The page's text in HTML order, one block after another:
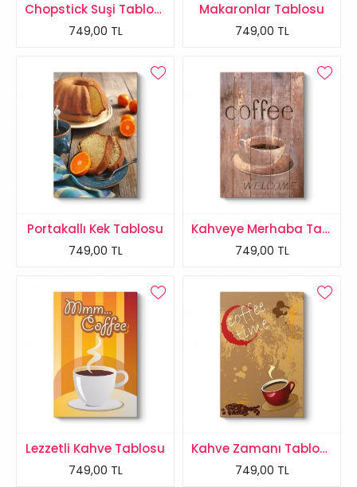
Chopstick Suşi Tablosu
749,00 TL
Makaronlar Tablosu
749,00 TL
Portakallı Kek Tablosu
749,00 TL
Kahveye Merhaba Tablosu
749,00 TL
Lezzetli Kahve Tablosu
749,00 TL
Kahve Zamanı Tablosu
749,00 TL